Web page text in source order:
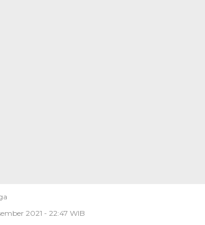
2021 - 22:47 WIB